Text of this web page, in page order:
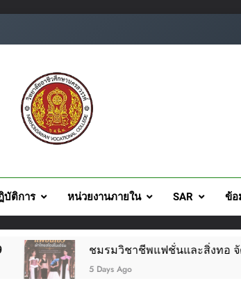
บัติการ หน่วยงานภายใน SAR ข้อ
ชมรมวิชาชีพแฟชั่นและสิ่งทอ จัดโครงการ
5 Days Ago